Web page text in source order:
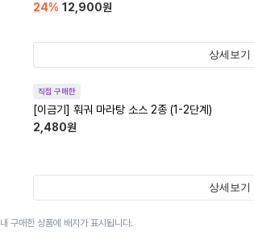
24% 12,900원
상세보기
직접 구매한
[이금기] 훠궈 마라탕 소스 2종 (1-2단계)
2,480원
상세보기
구매한 상품에 배지가 표시됩니다.